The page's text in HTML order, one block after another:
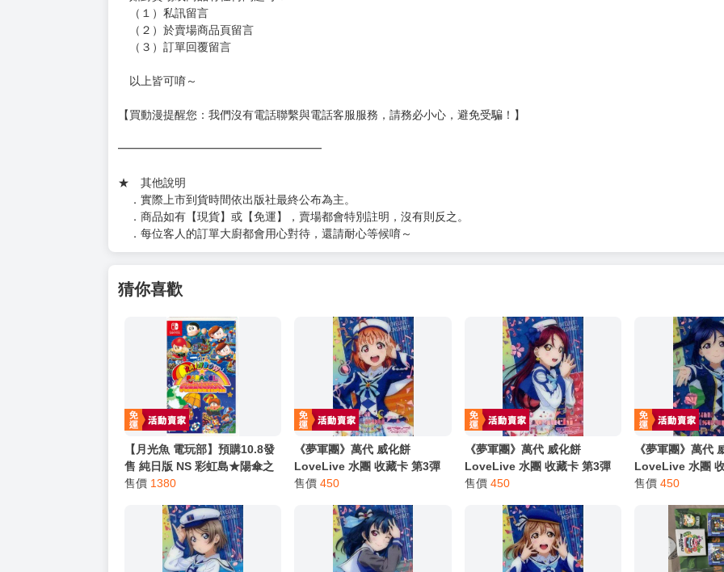
［３～７本書］三層氣泡布（４～５圈）＋ＰＥ破壞袋（快遞袋）
［８本以上］ 三層氣泡布（２圈）＋紙箱出貨
（另有加固紙箱賣場，如有需要可至賣場加購）
https://www.myacg.com.tw/goods_detail.php?gid=3104440
━━━━━━━━━━━━━━━━━━
（１）私訊留言
（２）於賣場商品頁留言
（３）訂單回覆留言
【買動漫提醒您：我們沒有電話聯繫與電話客服服務，請務必小心，避免受騙！】
★ 其他說明
．實際上市到貨時間依出版社最終公布為主。
．商品如有【現貨】或【免運】，賣場都會特別註明，沒有則反之。
．每位客人的訂單大廚都會用心對待，還請耐心等候唷～
猜你喜歡